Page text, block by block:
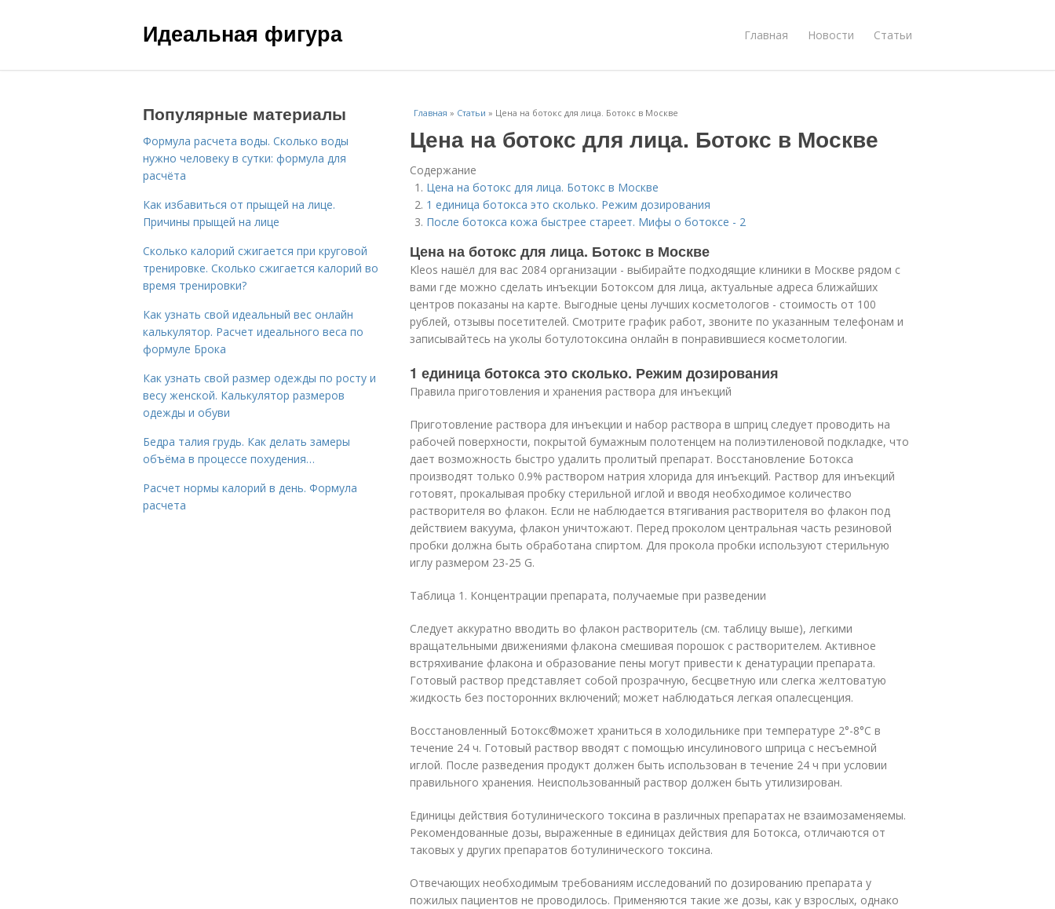
Идеальная фигура Главная Новости Статьи
Главная » Статьи » Цена на ботокс для лица. Ботокс в Москве
Цена на ботокс для лица. Ботокс в Москве
Содержание
Цена на ботокс для лица. Ботокс в Москве
1 единица ботокса это сколько. Режим дозирования
После ботокса кожа быстрее стареет. Мифы о ботоксе - 2
Цена на ботокс для лица. Ботокс в Москве
Kleos нашёл для вас 2084 организации - выбирайте подходящие клиники в Москве рядом с
вами где можно сделать инъекции Ботоксом для лица, актуальные адреса ближайших
центров показаны на карте. Выгодные цены лучших косметологов - стоимость от 100
рублей, отзывы посетителей. Смотрите график работ, звоните по указанным телефонам и
записывайтесь на уколы ботулотоксина онлайн в понравившиеся косметологии.
1 единица ботокса это сколько. Режим дозирования
Правила приготовления и хранения раствора для инъекций
Приготовление раствора для инъекции и набор раствора в шприц следует проводить на
рабочей поверхности, покрытой бумажным полотенцем на полиэтиленовой подкладке, что
дает возможность быстро удалить пролитый препарат. Восстановление Ботокса
производят только 0.9% раствором натрия хлорида для инъекций. Раствор для инъекций
готовят, прокалывая пробку стерильной иглой и вводя необходимое количество
растворителя во флакон. Если не наблюдается втягивания растворителя во флакон под
действием вакуума, флакон уничтожают. Перед проколом центральная часть резиновой
пробки должна быть обработана спиртом. Для прокола пробки используют стерильную
иглу размером 23-25 G.
Таблица 1. Концентрации препарата, получаемые при разведении
Следует аккуратно вводить во флакон растворитель (см. таблицу выше), легкими
вращательными движениями флакона смешивая порошок с растворителем. Активное
встряхивание флакона и образование пены могут привести к денатурации препарата.
Готовый раствор представляет собой прозрачную, бесцветную или слегка желтоватую
жидкость без посторонних включений; может наблюдаться легкая опалесценция.
Восстановленный Ботокс®может храниться в холодильнике при температуре 2°-8°C в
течение 24 ч. Готовый раствор вводят с помощью инсулинового шприца с несъемной
иглой. После разведения продукт должен быть использован в течение 24 ч при условии
правильного хранения. Неиспользованный раствор должен быть утилизирован.
Единицы действия ботулинического токсина в различных препаратах не взаимозаменяемы.
Рекомендованные дозы, выраженные в единицах действия для Ботокса, отличаются от
таковых у других препаратов ботулинического токсина.
Отвечающих необходимым требованиям исследований по дозированию препарата у
пожилых пациентов не проводилось. Применяются такие же дозы, как у взрослых, однако
Популярные материалы
Формула расчета воды. Сколько воды
нужно человеку в сутки: формула для
расчёта
Как избавиться от прыщей на лице.
Причины прыщей на лице
Сколько калорий сжигается при круговой
тренировке. Сколько сжигается калорий во
время тренировки?
Как узнать свой идеальный вес онлайн
калькулятор. Расчет идеального веса по
формуле Брока
Как узнать свой размер одежды по росту и
весу женской. Калькулятор размеров
одежды и обуви
Бедра талия грудь. Как делать замеры
объёма в процессе похудения…
Расчет нормы калорий в день. Формула
расчета